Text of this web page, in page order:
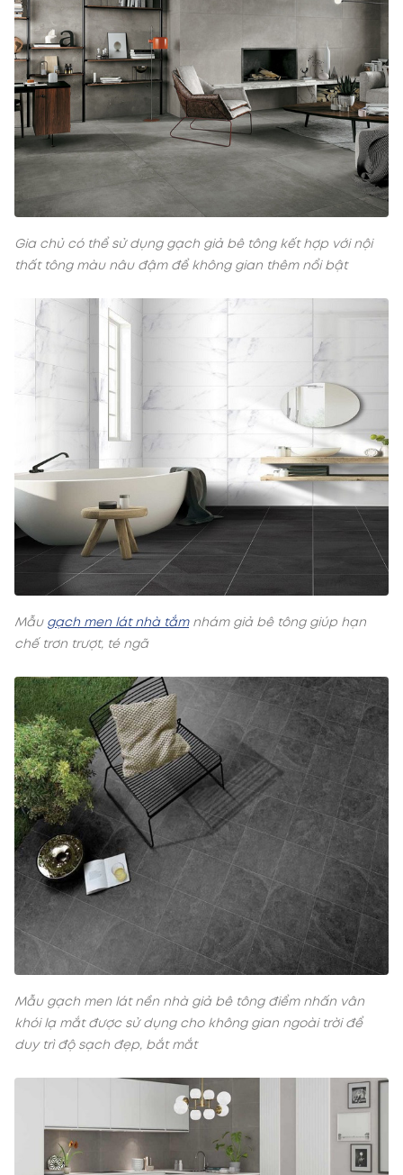
Gia chủ có thể sử dụng gạch giả bê tông kết hợp với nội
thất tông màu nâu đậm để không gian thêm nổi bật
Mẫu gạch men lát nhà tắmnhám giả bê tông giúp hạn
chế trơn trượt, té ngã
Mẫu gạch men lát nền nhà giả bê tông điểm nhấn vân
khói lạ mắt được sử dụng cho không gian ngoài trời để
duy trì độ sạch đẹp, bắt mắt